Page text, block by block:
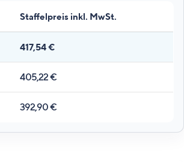
Staffelpreis inkl. MwSt.
417,54€
405,22€
392,90€